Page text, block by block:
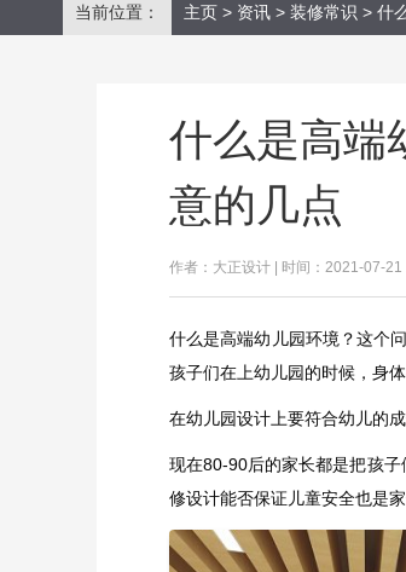
当前位置： 主页 > 资讯 > 装修常识 > 什
什么是高端
意的几点
作者：大正设计 | 时间：2021-07-
什么是高端幼儿园环境？这个
孩子们在上幼儿园的时候，身
在幼儿园设计上要符合幼儿的
现在80-90后的家长都是把孩
修设计能否保证儿童安全也是